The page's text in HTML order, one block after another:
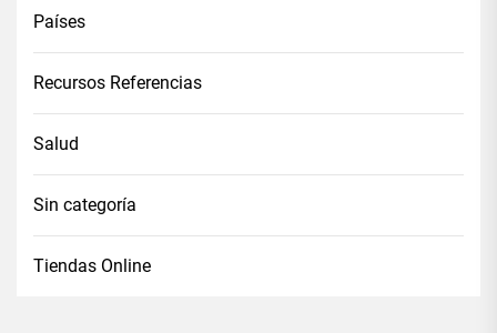
Países
Recursos Referencias
Salud
Sin categoría
Tiendas Online